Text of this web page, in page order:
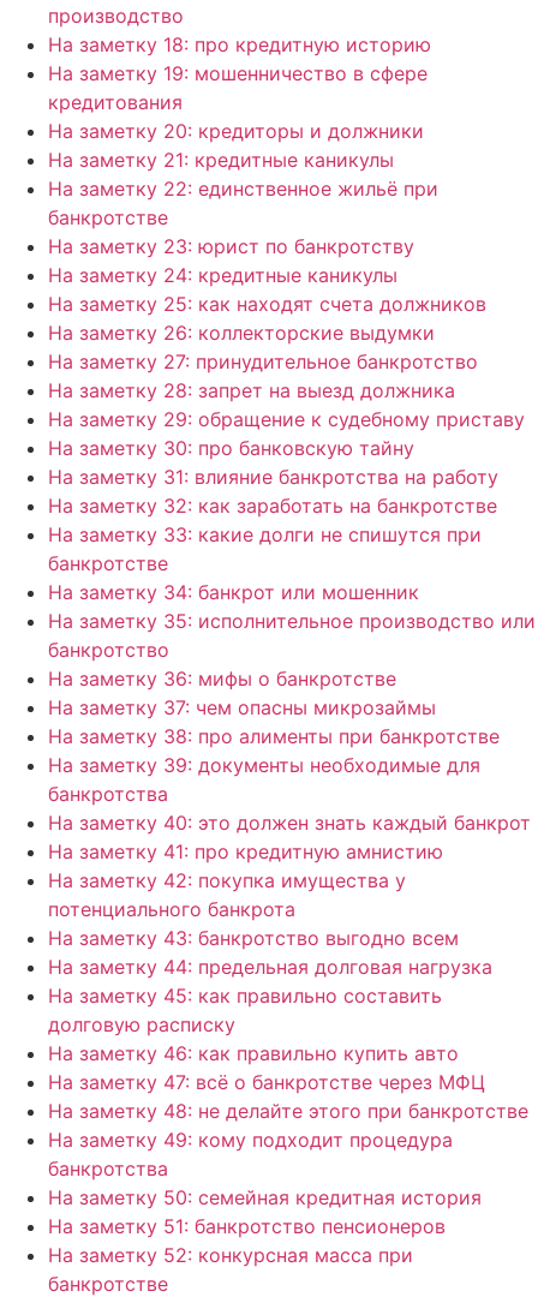
производство
На заметку 18: про кредитную историю
На заметку 19: мошенничество в сфере
кредитования
На заметку 20: кредиторы и должники
На заметку 21: кредитные каникулы
На заметку 22: единственное жильё при
банкротстве
На заметку 23: юрист по банкротству
На заметку 24: кредитные каникулы
На заметку 25: как находят счета должников
На заметку 26: коллекторские выдумки
На заметку 27: принудительное банкротство
На заметку 28: запрет на выезд должника
На заметку 29: обращение к судебному приставу
На заметку 30: про банковскую тайну
На заметку 31: влияние банкротства на работу
На заметку 32: как заработать на банкротстве
На заметку 33: какие долги не спишутся при
банкротстве
На заметку 34: банкрот или мошенник
На заметку 35: исполнительное производство или
банкротство
На заметку 36: мифы о банкротстве
На заметку 37: чем опасны микрозаймы
На заметку 38: про алименты при банкротстве
На заметку 39: документы необходимые для
банкротства
На заметку 40: это должен знать каждый банкрот
На заметку 41: про кредитную амнистию
На заметку 42: покупка имущества у
потенциального банкрота
На заметку 43: банкротство выгодно всем
На заметку 44: предельная долговая нагрузка
На заметку 45: как правильно составить
долговую расписку
На заметку 46: как правильно купить авто
На заметку 47: всё о банкротстве через МФЦ
На заметку 48: не делайте этого при банкротстве
На заметку 49: кому подходит процедура
банкротства
На заметку 50: семейная кредитная история
На заметку 51: банкротство пенсионеров
На заметку 52: конкурсная масса при
банкротстве